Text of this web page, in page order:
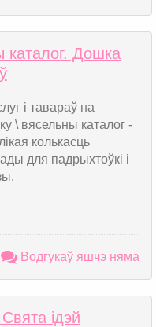
каталог. Дошка
і тавараў на
\ вясельны каталог -
колькасць
для падрыхтоўкі і
Водгукаў яшчэ няма
Свята ідэй